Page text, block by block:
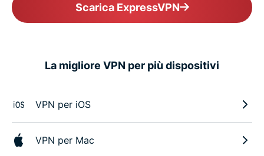
Scarica ExpressVPN
La migliore VPN per più dispositivi
VPN per iOS
VPN per Mac